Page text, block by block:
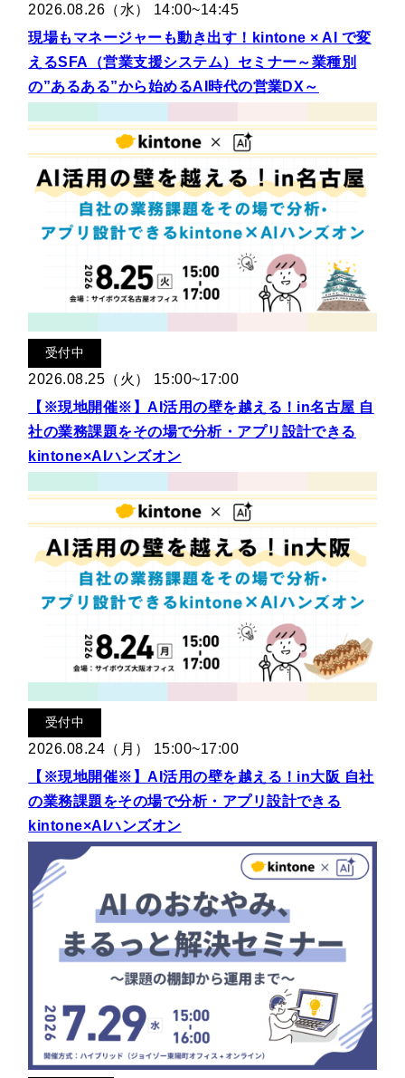
2026.08.26（水） 14:00~14:45
現場もマネージャーも動き出す！kintone × AI で変
えるSFA（営業支援システム）セミナー～業種別
の”あるある”から始めるAI時代の営業DX～
受付中
2026.08.25（火） 15:00~17:00
【※現地開催※】AI活用の壁を越える！in名古屋 自
社の業務課題をその場で分析・アプリ設計できる
kintone×AIハンズオン
受付中
2026.08.24（月） 15:00~17:00
【※現地開催※】AI活用の壁を越える！in大阪 自社
の業務課題をその場で分析・アプリ設計できる
kintone×AIハンズオン